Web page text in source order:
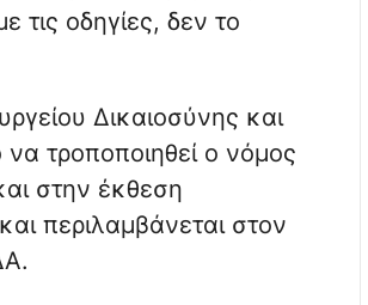
οδηγίες, δεν το
Δικαιοσύνης και
τροποποιηθεί ο νόμος
στην έκθεση
περιλαμβάνεται στον